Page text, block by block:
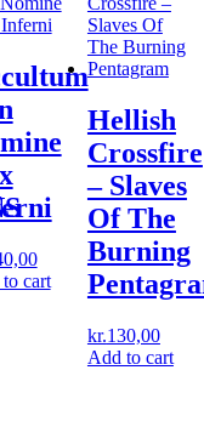
cart
Hellish
Crossfire
‎– Slaves
Of The
Burning
kr.130,00
Add to cart